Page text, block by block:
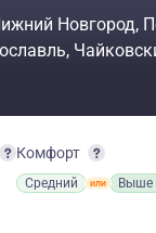
Новгород
Комфорт
Средний Выше